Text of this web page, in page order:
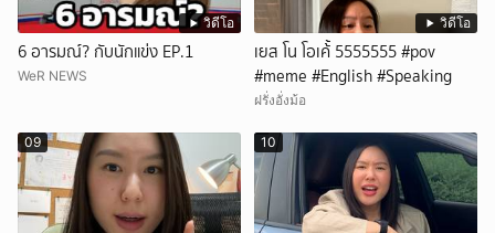
วิดีโอ
6 อารมณ์? กับนักแข่ง EP.1
WeR NEWS
วิดีโอ
เยส โน โอเค้้้้ 5555555 #pov
#meme #English #Speaking
ฝรั่งอั่งม้อ
09 10